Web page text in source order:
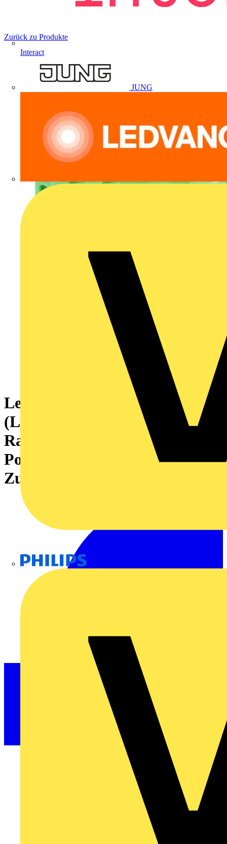
Interact
JUNG
Zurück zu Produkte
Leiterplattensteckverbinder
(Leiteranschluss), 320 V, 22 A,
Raster in mm: 5.08, 4 mm²,
Polzahl: 14,
Zugbügelanschluss, Box